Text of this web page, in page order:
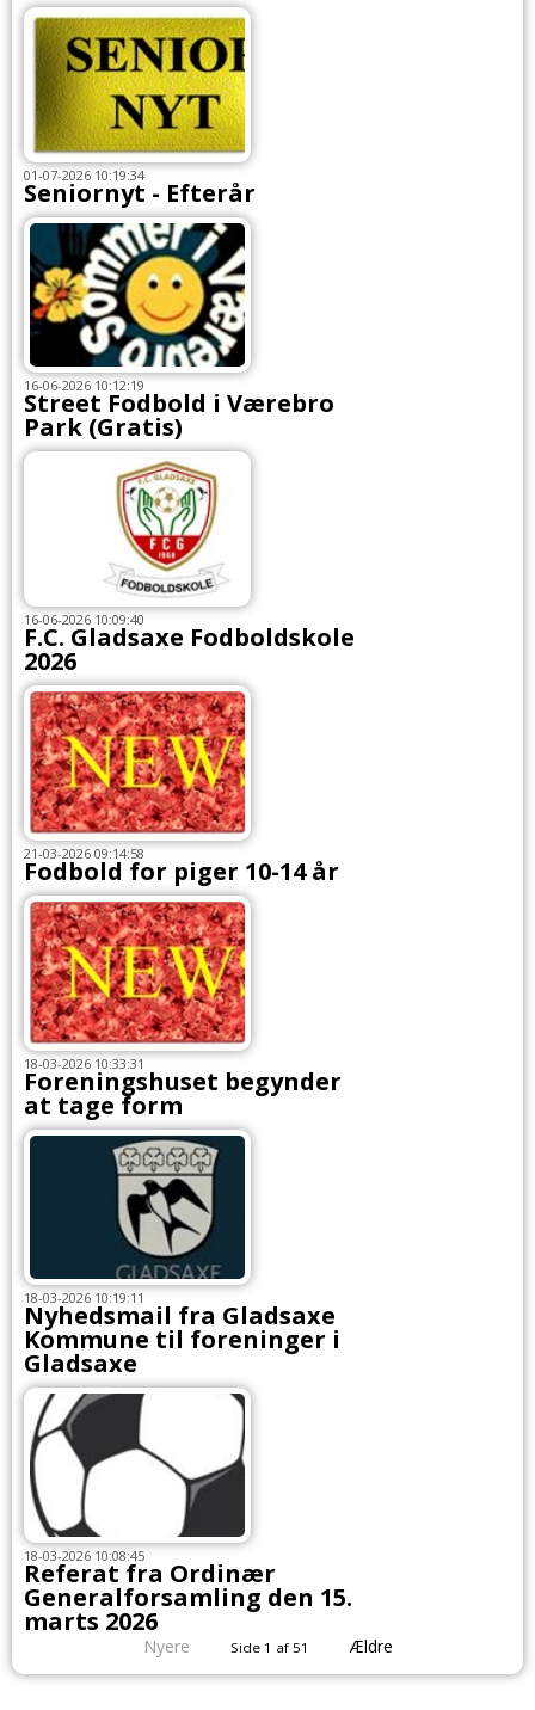
01-07-2026 10:19:34
Seniornyt - Efterår
16-06-2026 10:12:19
Street Fodbold i Værebro
Park (Gratis)
16-06-2026 10:09:40
F.C. Gladsaxe Fodboldskole
2026
21-03-2026 09:14:58
Fodbold for piger 10-14 år
18-03-2026 10:33:31
Foreningshuset begynder
at tage form
18-03-2026 10:19:11
Nyhedsmail fra Gladsaxe
Kommune til foreninger i
Gladsaxe
18-03-2026 10:08:45
Referat fra Ordinær
Generalforsamling den 15.
marts 2026
Nyere Side 1 af 51 Ældre